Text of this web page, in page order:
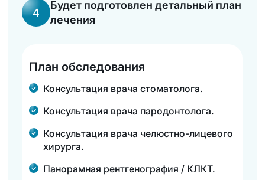
4
Будет подготовлен детальный план
лечения
План обследования
Консультация врача стоматолога.
Консультация врача пародонтолога.
Консультация врача челюстно-лицевого
хирурга.
Панорамная рентгенография / КЛКТ.